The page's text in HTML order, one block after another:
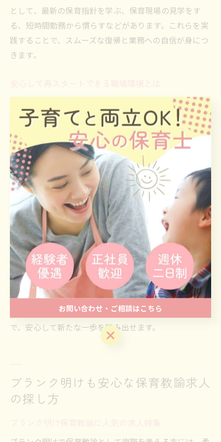
として、最新の保育指針を学ぶ、保育現場の見学をす
る、短時間勤務から慣らすなどがあります。これらを実
践することで、スムーズな復帰と業務への自信が身につ
きます。
安心して再スタートできる職場環境とは
安心して再スタートできる職場は、サポート体制とコミ
ュニケーションの良さが特徴です。その理由は、相談し
やすい雰囲気や、困ったときにフォローしてくれる仲間
がいることで、復帰後の不安が軽減されるからです。例
えば、定期的な面談制度や、先輩保育教諭のサポートが
ある職場では、安心して現場に戻れます。こうした環境
を選ぶことが、長期的なキャリア形成につながります。
再出発を応援する保育教諭求人の選び方
再出発を応援する求人選びでは、自分の希望条件と職場
の支援体制のバランスが大切です。なぜなら、理想だけ
でなく現実的な働き方や環境の確認が、長く続ける上で
の満足度に直結するためです。具体的には、勤務時間や
休日制度、研修体制、相談できるサポートがあるかを細
かくチェックしましょう。自分に合った職場を選ぶこと
で、安心して新たな一歩を踏み出せます。
ブランク明けも安心な保育教諭求人
の探し方
ブランク明け保育教諭に人気の求人特集
お問い合わせ・ご相談はこちら
お問い合わせ・ご相談はこちら